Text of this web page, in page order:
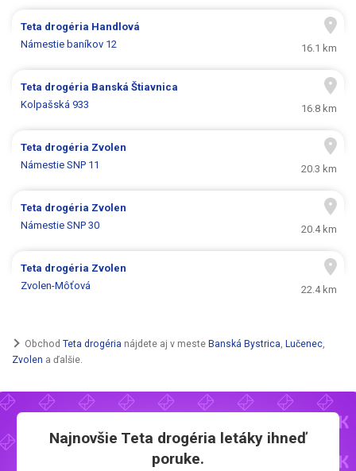
Teta drogéria Handlová
Námestie baníkov 12
16.1 km
Teta drogéria Banská Štiavnica
Kolpašská 933
16.8 km
Teta drogéria Zvolen
Námestie SNP 11
20.3 km
Teta drogéria Zvolen
Námestie SNP 30
20.4 km
Teta drogéria Zvolen
Zvolen-Môťová
22.4 km
Obchod Teta drogéria nájdete aj v meste Banská Bystrica Lučenec
Zvolen a ďalšie.
Najnovšie Teta drogéria letáky ihneď
poruke.